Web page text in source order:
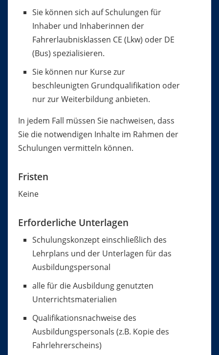
Sie können sich auf Schulungen für
Inhaber und Inhaberinnen der
Fahrerlaubnisklassen CE (Lkw) oder DE
(Bus) spezialisieren.
Sie können nur Kurse zur
beschleunigten Grundqualifikation oder
nur zur Weiterbildung anbieten.
In jedem Fall müssen Sie nachweisen, dass
Sie die notwendigen Inhalte im Rahmen der
Schulungen vermitteln können.
Fristen
Keine
Erforderliche Unterlagen
Schulungskonzept einschließlich des
Lehrplans und der Unterlagen für das
Ausbildungspersonal
alle für die Ausbildung genutzten
Unterrichtsmaterialien
Qualifikationsnachweise des
Ausbildungspersonals (z.B. Kopie des
Fahrlehrerscheins)